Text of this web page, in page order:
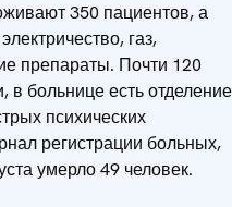
350 пациентов, а
газ,
препараты. Почти 120
в больнице есть отделение
психических
регистрации больных,
умерло 49 человек.